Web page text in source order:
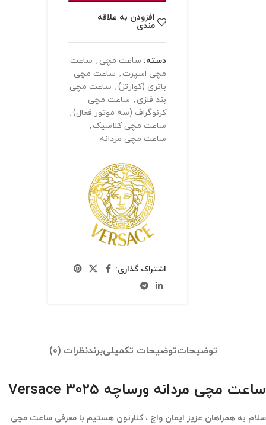
افزودن به علاقه
مندی
دسته: ساعت مچی , ساعت
مچی اسپرت , ساعت مچی
باتری (کوارتز), ساعت مچی
بند فلزی , ساعت مچی
کرنوگراف (سه موتور فعال),
ساعت مچی کلاسیک ,
ساعت مچی مردانه
اشتراک گذاری:
توضیحاتتوضیحات تکمیلیبرندنظرات (0)
ساعت مچی مردانه ورساچه Versace 3025
سلام به همراهان عزیز ایمان واچ ، کنارتون هستیم با معرفی ساعت مچی